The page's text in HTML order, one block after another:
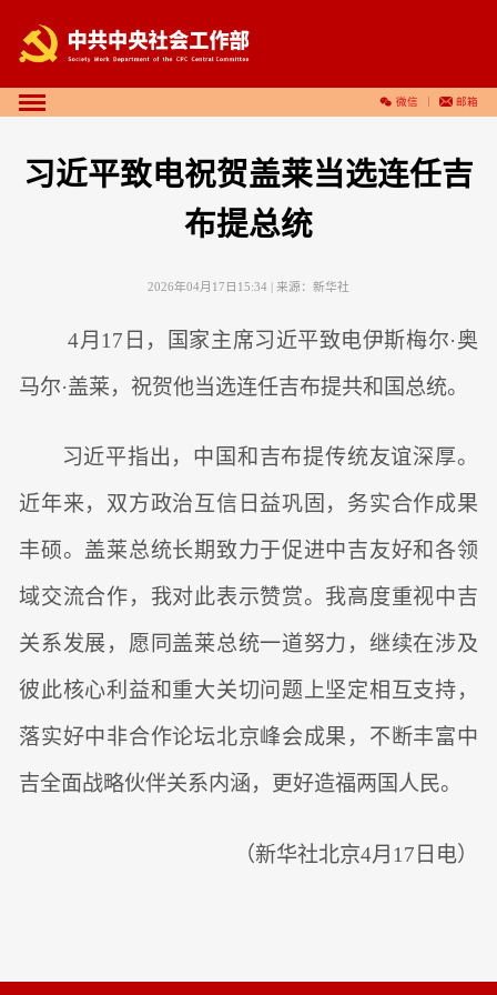
微信 邮箱
习近平致电祝贺盖莱当选连任吉
布提总统
2026年04月17日15:34 | 来源： 新华社
4月17日，国家主席习近平致电伊斯梅尔·奥
马尔·盖莱，祝贺他当选连任吉布提共和国总统。
习近平指出，中国和吉布提传统友谊深厚。
近年来，双方政治互信日益巩固，务实合作成果
丰硕。盖莱总统长期致力于促进中吉友好和各领
域交流合作，我对此表示赞赏。我高度重视中吉
关系发展，愿同盖莱总统一道努力，继续在涉及
彼此核心利益和重大关切问题上坚定相互支持，
落实好中非合作论坛北京峰会成果，不断丰富中
吉全面战略伙伴关系内涵，更好造福两国人民。
（新华社北京4月17日电）